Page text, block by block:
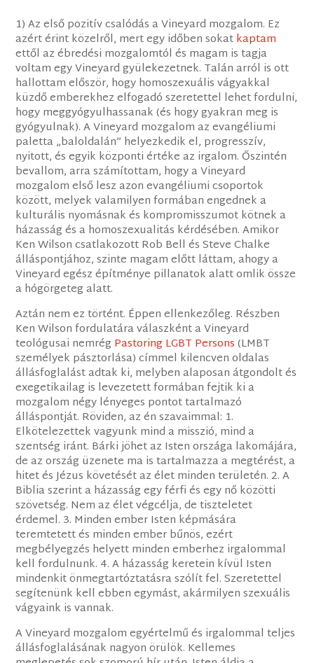
1) Az első pozitív csalódás a Vineyard mozgalom. Ez
azért érint közelről, mert egy időben sokatkaptam
ettől az ébredési mozgalomtól és magam is tagja
voltam egy Vineyard gyülekezetnek. Talán arról is ott
hallottam először, hogy homoszexuális vágyakkal
küzdő emberekhez elfogadó szeretettel lehet fordulni,
hogy meggyógyulhassanak (és hogy gyakran meg is
gyógyulnak). A Vineyard mozgalom az evangéliumi
paletta „baloldalán” helyezkedik el, progresszív,
nyitott, és egyik központi értéke az irgalom. Őszintén
bevallom, arra számítottam, hogy a Vineyard
mozgalom első lesz azon evangéliumi csoportok
között, melyek valamilyen formában engednek a
kulturális nyomásnak és kompromisszumot kötnek a
házasság és a homoszexualitás kérdésében. Amikor
Ken Wilson csatlakozott Rob Bell és Steve Chalke
álláspontjához, szinte magam előtt láttam, ahogy a
Vineyard egész építménye pillanatok alatt omlik össze
a hógörgeteg alatt.
Aztán nem ez történt. Éppen ellenkezőleg. Részben
Ken Wilson fordulatára válaszként a Vineyard
teológusai nemrégPastoring LGBT Persons(LMBT
személyek pásztorlása) címmel kilencven oldalas
állásfoglalást adtak ki, melyben alaposan átgondolt és
exegetikailag is levezetett formában fejtik ki a
mozgalom négy lényeges pontot tartalmazó
álláspontját. Röviden, az én szavaimmal: 1.
Elkötelezettek vagyunk mind a misszió, mind a
szentség iránt. Bárki jöhet az Isten országa lakomájára,
de az ország üzenete ma is tartalmazza a megtérést, a
hitet és Jézus követését az élet minden területén. 2. A
Biblia szerint a házasság egy férfi és egy nő közötti
szövetség. Nem az élet végcélja, de tiszteletet
érdemel. 3. Minden ember Isten képmására
teremtetett és minden ember bűnös, ezért
megbélyegzés helyett minden emberhez irgalommal
kell fordulnunk. 4. A házasság keretein kívül Isten
mindenkit önmegtartóztatásra szólít fel. Szeretettel
segítenünk kell ebben egymást, akármilyen szexuális
vágyaink is vannak.
A Vineyard mozgalom egyértelmű és irgalommal teljes
állásfoglalásának nagyon örülök. Kellemes